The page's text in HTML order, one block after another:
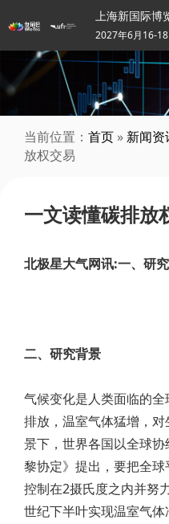
上海新国际博
2027年6月16-18
当前位置： 首页 » 新闻资
放权交易
一文读懂碳排放
北极星大气网讯:一、研
二、研究背景
气候变化是人类面临的
排放，温室气体猛增，
景下，世界各国以全球
黎协定》提出，要把全
控制在2摄氏度之内并努
世纪下半叶实现温室气